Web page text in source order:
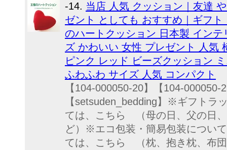
-14. 当店 人気 クッション｜友達
ゼント としても おすすめ｜ギフ
のハートクッション 日本製 イン
ズ かわいい 女性 プレゼント 人気
ピンク レッド ビーズクッション
ふわふわ サイズ 人気 コンパクト
【104-000050-20】【104-
【setsuden_bedding】※ギフトラ
ては、こちら （母の日、父の日
ど）※エコ包装・簡易包装につい
ては、こちら （枕、抱き枕、布